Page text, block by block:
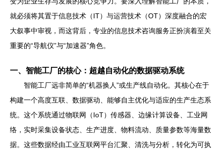
就必须将其置于信息技术（IT）与运营技术（OT）深度融合的宏
大叙事中审视，而这背后，专业的信息技术咨询服务正扮演着至关
重要的“导航仪”与“加速器”角色。
一、智能工厂的核心：超越自动化的数据驱动系统
智能工厂远非简单的“机器换人”或生产线自动化。其核心在于
构建一个高度互联、数据驱动、能够自主优化与适应的生产生态系
统。这个系统通过物联网（IoT）传感器、边缘计算设备、工业网
络，实时采集设备状态、生产进度、物料流动、质量参数等海量数
据。这些数据经由工业互联网平台汇聚、清洗与分析，转化为可执